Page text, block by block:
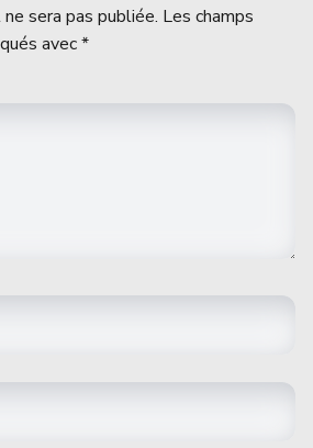
sera pas publiée. Les champs
avec*